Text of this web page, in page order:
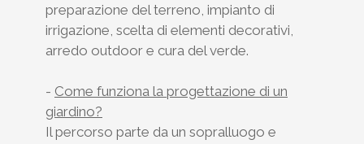
preparazione del terreno, impianto di
irrigazione, scelta di elementi decorativi,
arredo outdoor e cura del verde.
- Come funziona la progettazione di un
giardino?
Il percorso parte da un sopralluogo e